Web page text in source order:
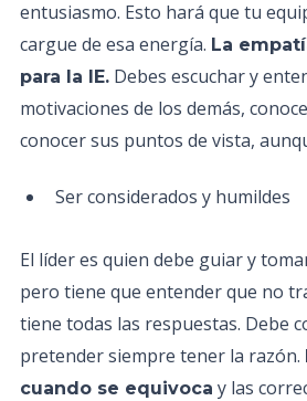
entusiasmo. Esto hará que tu
cargue de esa energía. La
para la IE. Debes escuchar y
motivaciones de los demás,
conocer sus puntos de vista,
Ser considerados y humildes
El líder es quien debe guiar y
pero tiene que entender que no
tiene todas las respuestas. Debe
pretender siempre tener la razón.
cuando se equivoca y las